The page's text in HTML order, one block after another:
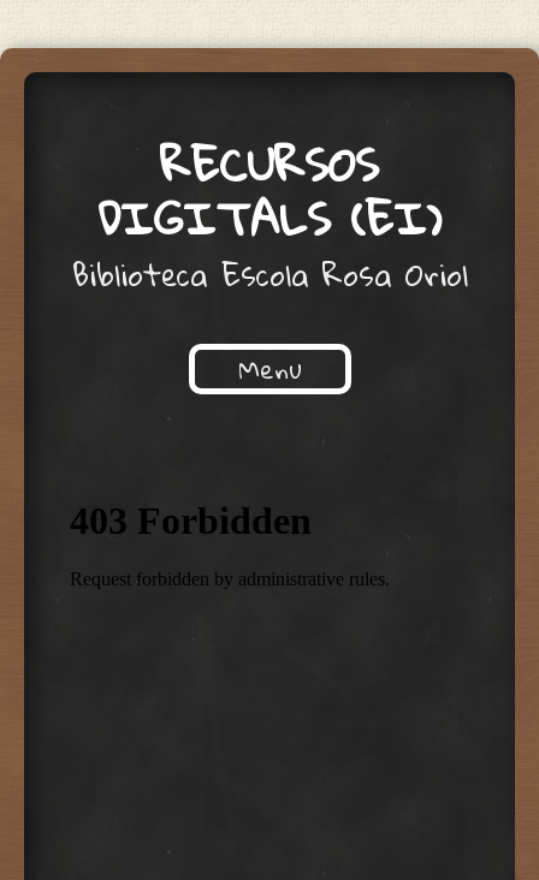
RECURSOS
DIGITALS (EI)
Biblioteca Escola Rosa Oriol
Menu
Skip to content